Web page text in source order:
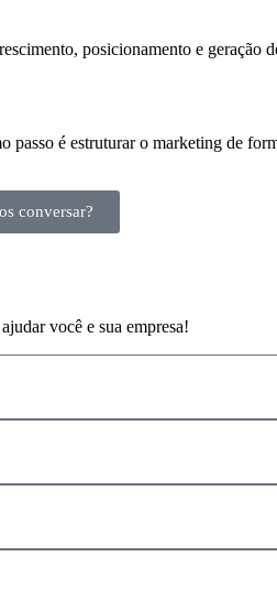
posicionamento e geração
passo é estruturar o marketing de
conversar?
você e sua empresa!